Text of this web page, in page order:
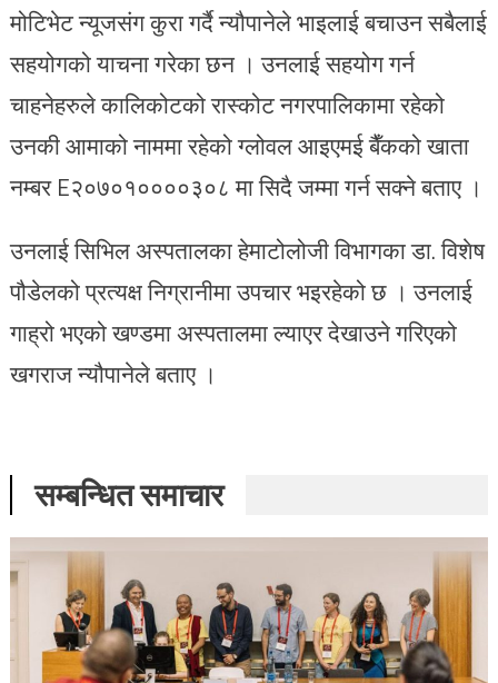
मोटिभेट न्यूजसंग कुरा गर्दै न्यौपानेले भाइलाई बचाउन सबैलाई
सहयोगको याचना गरेका छन । उनलाई सहयोग गर्न
चाहनेहरुले कालिकोटको रास्कोट नगरपालिकामा रहेको
उनकी आमाको नाममा रहेको ग्लोवल आइएमई बैँकको खाता
नम्बर E२०७०१००००३०८ मा सिदै जम्मा गर्न सक्ने बताए ।
उनलाई सिभिल अस्पतालका हेमाटोलोजी विभागका डा. विशेष
पौडेलको प्रत्यक्ष निग्रानीमा उपचार भइरहेको छ । उनलाई
गाह्रो भएको खण्डमा अस्पतालमा ल्याएर देखाउने गरिएको
खगराज न्यौपानेले बताए ।
सम्बन्धित समाचार